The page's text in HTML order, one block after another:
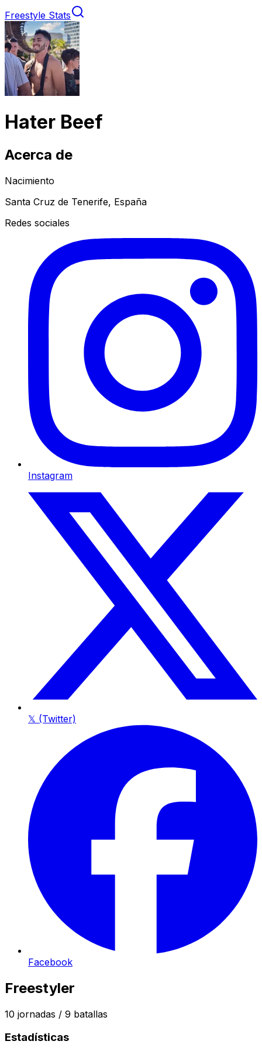
Freestyle Stats
Hater Beef
Acerca de
Nacimiento
Santa Cruz de Tenerife, España
Redes sociales
Instagram
𝕏 (Twitter)
Facebook
Freestyler
10 jornadas / 9 batallas
Estadísticas